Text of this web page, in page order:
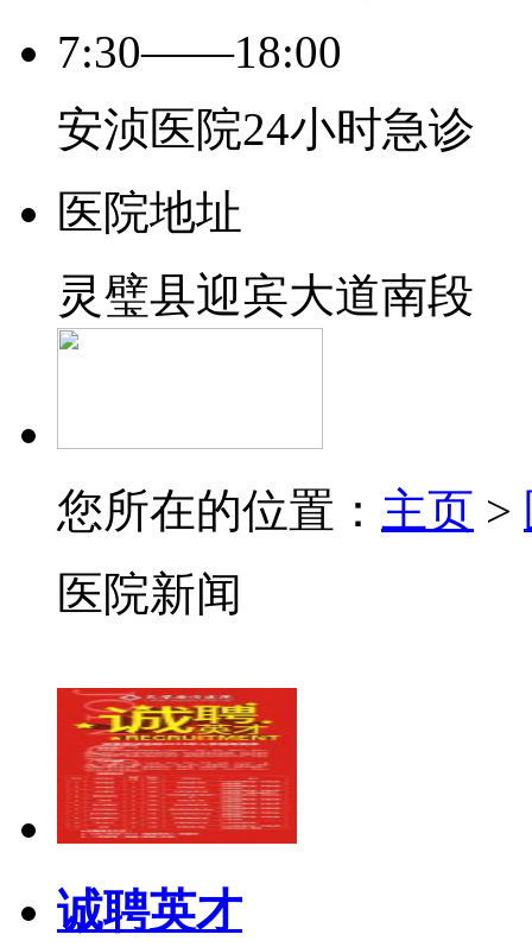
7:30——18:00
安浈医院24小时急诊
医院地址
灵璧县迎宾大道南段
您所在的位置： 主页 >
医院新闻
诚聘英才